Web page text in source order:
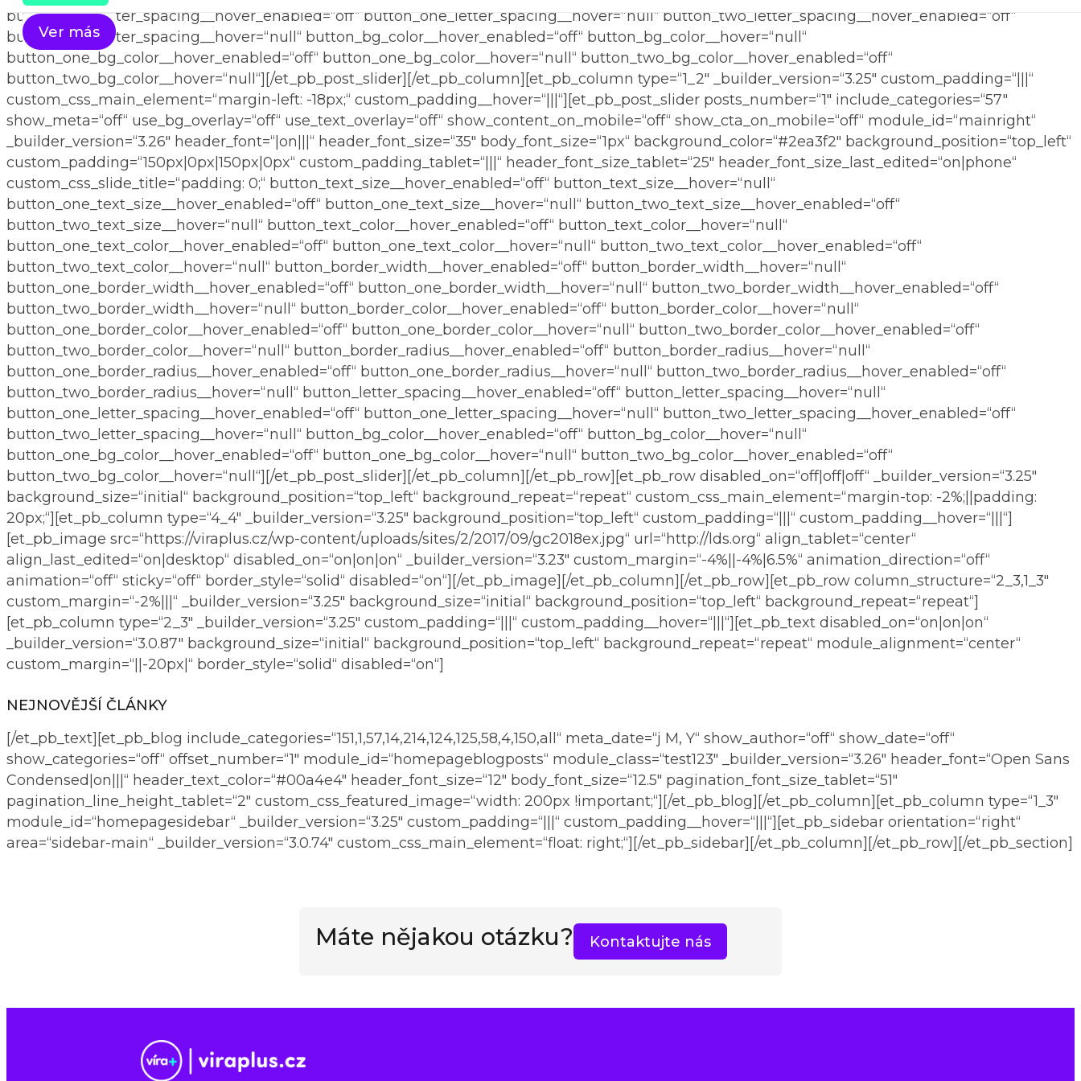
Ver más
button_one_letter_spacing__hover_enabled=“off“ button_one_letter_spacing__hover=“null“ button_two_letter_spacing__hover_enabled=“off“
button_two_letter_spacing__hover=“null“ button_bg_color__hover_enabled=“off“ button_bg_color__hover=“null“
button_one_bg_color__hover_enabled=“off“ button_one_bg_color__hover=“null“ button_two_bg_color__hover_enabled=“off“
button_two_bg_color__hover=“null“][/et_pb_post_slider][/et_pb_column][et_pb_column type=“1_2″ _builder_version=“3.25″ custom_padding=“|||“
custom_css_main_element=“margin-left: -18px;“ custom_padding__hover=“|||“][et_pb_post_slider posts_number=“1″ include_categories=“57″
show_meta=“off“ use_bg_overlay=“off“ use_text_overlay=“off“ show_content_on_mobile=“off“ show_cta_on_mobile=“off“ module_id=“mainright“
_builder_version=“3.26″ header_font=“|on|||“ header_font_size=“35″ body_font_size=“1px“ background_color=“#2ea3f2″ background_position=“top_left“
custom_padding=“150px|0px|150px|0px“ custom_padding_tablet=“|||“ header_font_size_tablet=“25″ header_font_size_last_edited=“on|phone“
custom_css_slide_title=“padding: 0;“ button_text_size__hover_enabled=“off“ button_text_size__hover=“null“
button_one_text_size__hover_enabled=“off“ button_one_text_size__hover=“null“ button_two_text_size__hover_enabled=“off“
button_two_text_size__hover=“null“ button_text_color__hover_enabled=“off“ button_text_color__hover=“null“
button_one_text_color__hover_enabled=“off“ button_one_text_color__hover=“null“ button_two_text_color__hover_enabled=“off“
button_two_text_color__hover=“null“ button_border_width__hover_enabled=“off“ button_border_width__hover=“null“
button_one_border_width__hover_enabled=“off“ button_one_border_width__hover=“null“ button_two_border_width__hover_enabled=“off“
button_two_border_width__hover=“null“ button_border_color__hover_enabled=“off“ button_border_color__hover=“null“
button_one_border_color__hover_enabled=“off“ button_one_border_color__hover=“null“ button_two_border_color__hover_enabled=“off“
button_two_border_color__hover=“null“ button_border_radius__hover_enabled=“off“ button_border_radius__hover=“null“
button_one_border_radius__hover_enabled=“off“ button_one_border_radius__hover=“null“ button_two_border_radius__hover_enabled=“off“
button_two_border_radius__hover=“null“ button_letter_spacing__hover_enabled=“off“ button_letter_spacing__hover=“null“
button_one_letter_spacing__hover_enabled=“off“ button_one_letter_spacing__hover=“null“ button_two_letter_spacing__hover_enabled=“off“
button_two_letter_spacing__hover=“null“ button_bg_color__hover_enabled=“off“ button_bg_color__hover=“null“
button_one_bg_color__hover_enabled=“off“ button_one_bg_color__hover=“null“ button_two_bg_color__hover_enabled=“off“
button_two_bg_color__hover=“null“][/et_pb_post_slider][/et_pb_column][/et_pb_row][et_pb_row disabled_on=“off|off|off“ _builder_version=“3.25″
background_size=“initial“ background_position=“top_left“ background_repeat=“repeat“ custom_css_main_element=“margin-top: -2%;||padding:
20px;“][et_pb_column type=“4_4″ _builder_version=“3.25″ background_position=“top_left“ custom_padding=“|||“ custom_padding__hover=“|||“]
[et_pb_image src=“https://viraplus.cz/wp-content/uploads/sites/2/2017/09/gc2018ex.jpg“ url=“http://lds.org“ align_tablet=“center“
align_last_edited=“on|desktop“ disabled_on=“on|on|on“ _builder_version=“3.23″ custom_margin=“-4%||-4%|6.5%“ animation_direction=“off“
animation=“off“ sticky=“off“ border_style=“solid“ disabled=“on“][/et_pb_image][/et_pb_column][/et_pb_row][et_pb_row column_structure=“2_3,1_3″
custom_margin=“-2%|||“ _builder_version=“3.25″ background_size=“initial“ background_position=“top_left“ background_repeat=“repeat“]
[et_pb_column type=“2_3″ _builder_version=“3.25″ custom_padding=“|||“ custom_padding__hover=“|||“][et_pb_text disabled_on=“on|on|on“
_builder_version=“3.0.87″ background_size=“initial“ background_position=“top_left“ background_repeat=“repeat“ module_alignment=“center“
custom_margin=“||-20px|“ border_style=“solid“ disabled=“on“]
NEJNOVĚJŠÍ ČLÁNKY
[/et_pb_text][et_pb_blog include_categories=“151,1,57,14,214,124,125,58,4,150,all“ meta_date=“j M, Y“ show_author=“off“ show_date=“off“
show_categories=“off“ offset_number=“1″ module_id=“homepageblogposts“ module_class=“test123″ _builder_version=“3.26″ header_font=“Open Sans
Condensed|on|||“ header_text_color=“#00a4e4″ header_font_size=“12″ body_font_size=“12.5″ pagination_font_size_tablet=“51″
pagination_line_height_tablet=“2″ custom_css_featured_image=“width: 200px !important;“][/et_pb_blog][/et_pb_column][et_pb_column type=“1_3″
module_id=“homepagesidebar“ _builder_version=“3.25″ custom_padding=“|||“ custom_padding__hover=“|||“][et_pb_sidebar orientation=“right“
area=“sidebar-main“ _builder_version=“3.0.74″ custom_css_main_element=“float: right;“][/et_pb_sidebar][/et_pb_column][/et_pb_row][/et_pb_section]
Máte nějakou otázku? Kontaktujte nás